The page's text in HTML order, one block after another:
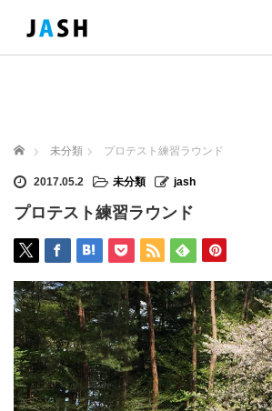
ホーム 未分類 プロテスト練習ラウンド
2017.05.2 未分類 jash
プロテスト練習ラウンド